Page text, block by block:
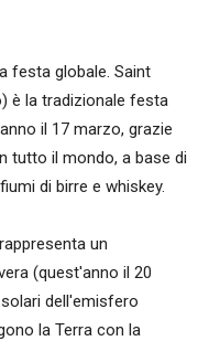
festa globale. Saint
è la tradizionale festa
il 17 marzo, grazie
tutto il mondo, a base di
di birre e whiskey.
un
(quest'anno il 20
dell'emisfero
la Terra con la